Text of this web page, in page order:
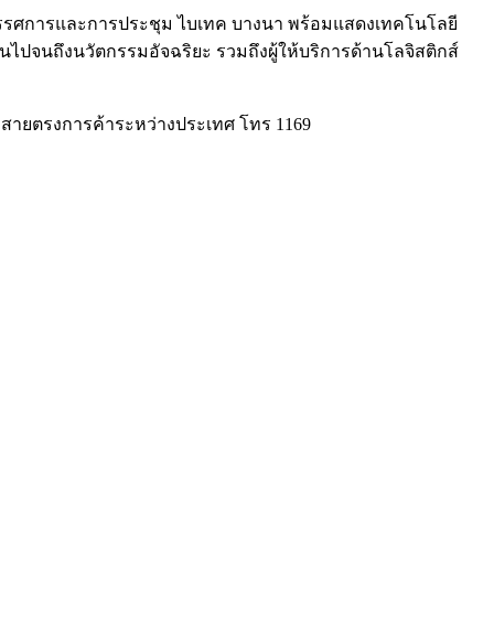
ศการและการประชุม ไบเทค บางนา พร้อมแสดงเทคโนโลยี
ปจนถึงนวัตกรรมอัจฉริยะ รวมถึงผู้ให้บริการด้านโลจิสติกส์
ยตรงการค้าระหว่างประเทศ โทร 1169